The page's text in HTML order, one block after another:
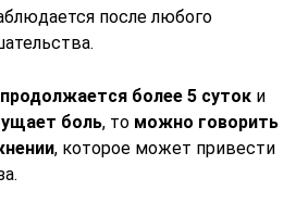
после любого
продолжается более 5 суток и
боль, то можно говорить
, которое может привести